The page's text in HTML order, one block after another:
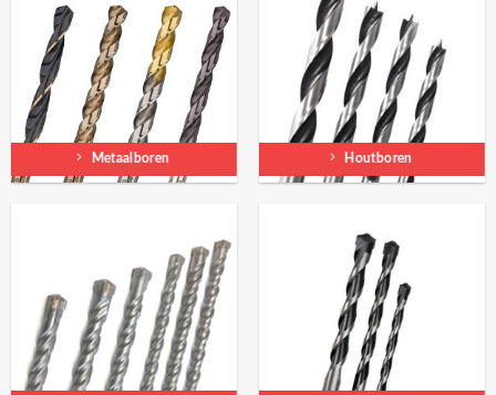
Metaalboren Houtboren